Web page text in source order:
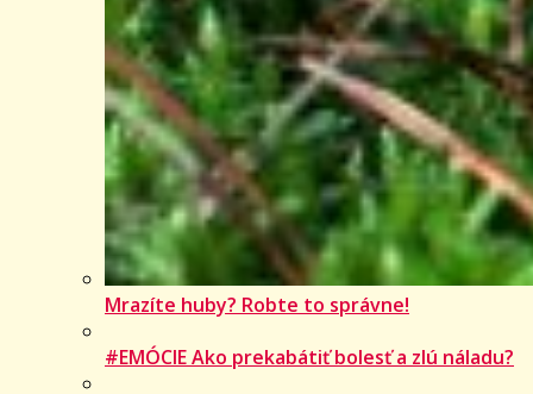
Mrazíte huby? Robte to správne!
#EMÓCIE Ako prekabátiť bolesť a zlú náladu?